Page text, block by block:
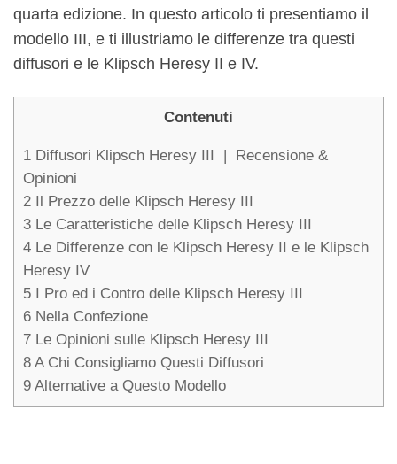
quarta edizione. In questo articolo ti presentiamo il
modello III, e ti illustriamo le differenze tra questi
diffusori e le Klipsch Heresy II e IV.
Contenuti
1 Diffusori Klipsch Heresy III | Recensione &
Opinioni
2 Il Prezzo delle Klipsch Heresy III
3 Le Caratteristiche delle Klipsch Heresy III
4 Le Differenze con le Klipsch Heresy II e le Klipsch
Heresy IV
5 I Pro ed i Contro delle Klipsch Heresy III
6 Nella Confezione
7 Le Opinioni sulle Klipsch Heresy III
8 A Chi Consigliamo Questi Diffusori
9 Alternative a Questo Modello